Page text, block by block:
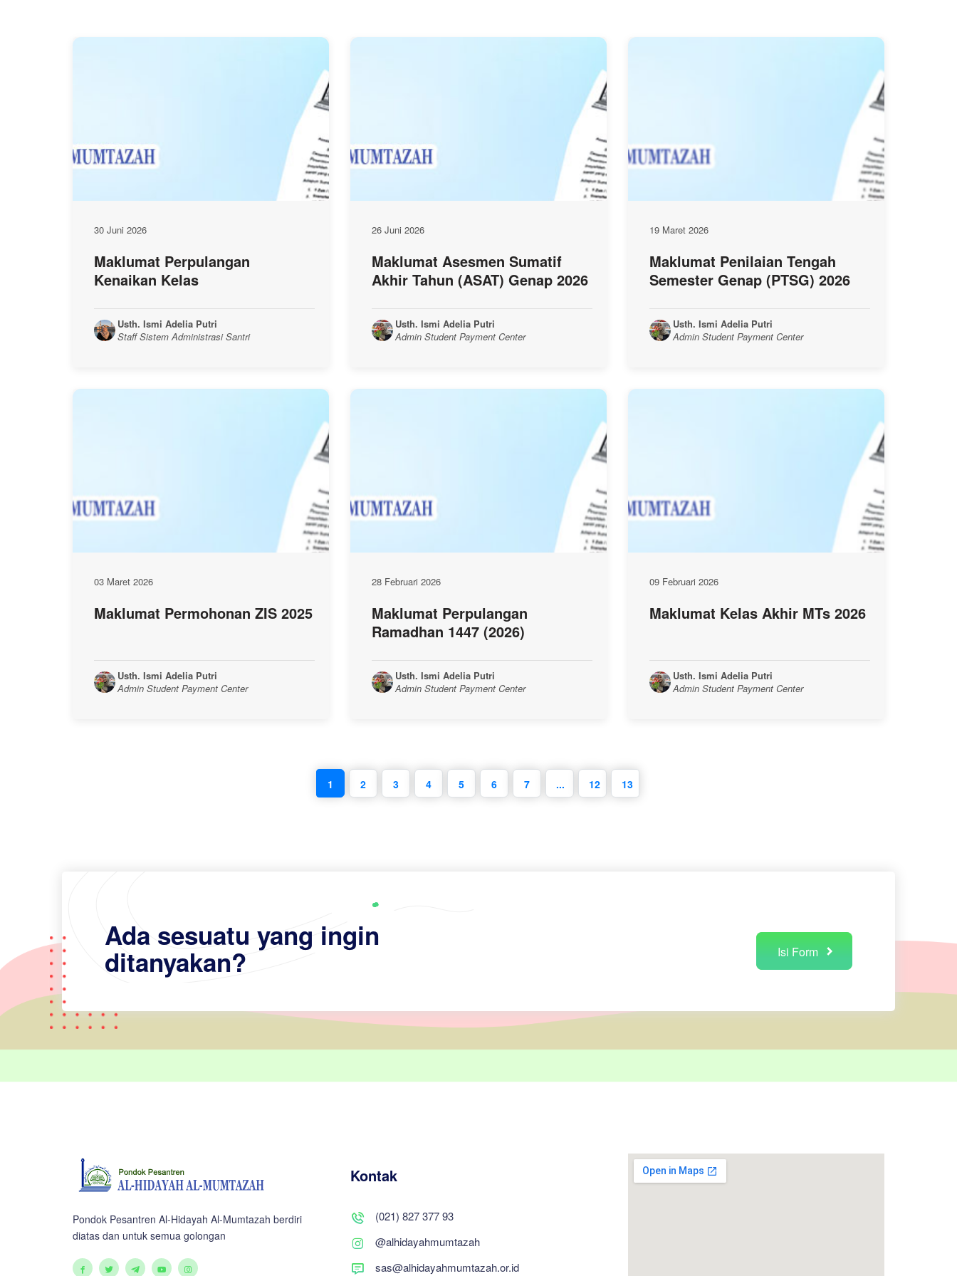
30 Juni 2026
Maklumat Perpulangan
Kenaikan Kelas
Usth. Ismi Adelia Putri
Staff Sistem Administrasi Santri
26 Juni 2026
Maklumat Asesmen Sumatif
Akhir Tahun (ASAT) Genap 2026
Usth. Ismi Adelia Putri
Admin Student Payment Center
19 Maret 2026
Maklumat Penilaian Tengah
Semester Genap (PTSG) 2026
Usth. Ismi Adelia Putri
Admin Student Payment Center
03 Maret 2026
Maklumat Permohonan ZIS 2025
Usth. Ismi Adelia Putri
Admin Student Payment Center
28 Februari 2026
Maklumat Perpulangan
Ramadhan 1447 (2026)
Usth. Ismi Adelia Putri
Admin Student Payment Center
09 Februari 2026
Maklumat Kelas Akhir MTs 2026
Usth. Ismi Adelia Putri
Admin Student Payment Center
1 2 3 4 5 6 7 ... 12 13
Ada sesuatu yang ingin
ditanyakan? Isi Form
Pondok Pesantren Al-Hidayah Al-Mumtazah berdiri
diatas dan untuk semua golongan
Kontak
(021) 827 377 93
@alhidayahmumtazah
sas@alhidayahmumtazah.or.id